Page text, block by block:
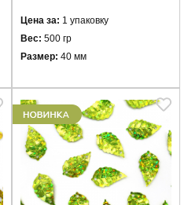
Цена за: 1 упаковку
Вес: 500 гр
Размер: 40 мм